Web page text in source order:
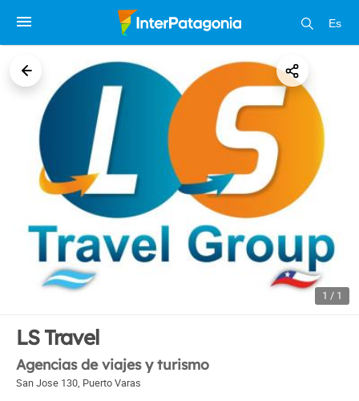
Es
1 / 1
LS Travel
Agencias de viajes y turismo
San Jose 130, Puerto Varas